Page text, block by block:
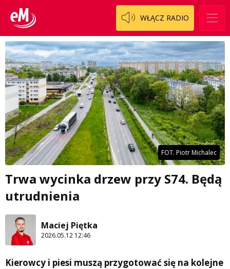
WŁĄCZ RADIO
FOT. Piotr Michalec
Trwa wycinka drzew przy S74. Będą
utrudnienia
Maciej Piętka
2026.05.12 12:46
Kierowcy i piesi muszą przygotować się na kolejne